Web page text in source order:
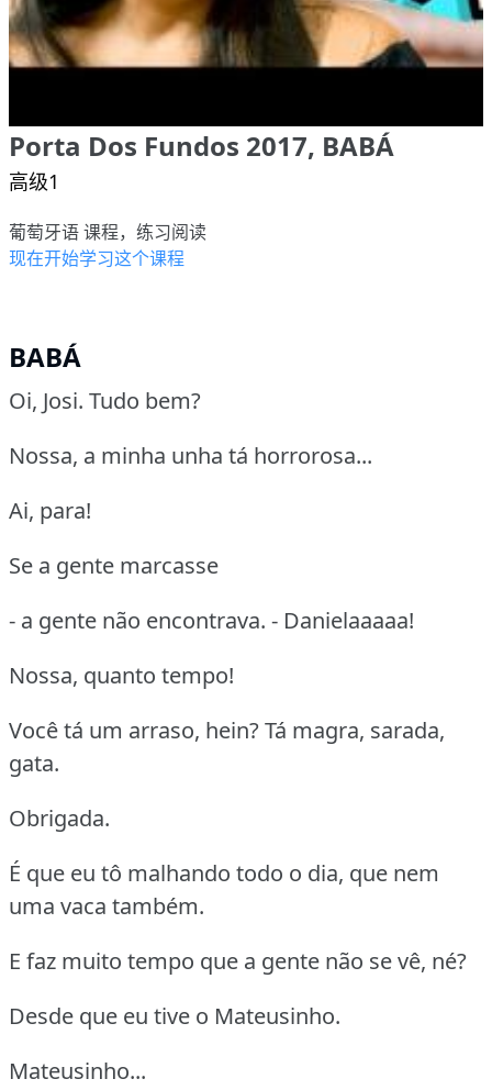
Porta Dos Fundos 2017, BABÁ
高级1
葡萄牙语 课程，练习阅读
现在开始学习这个课程
BABÁ
Oi, Josi. Tudo bem?
Nossa, a minha unha tá horrorosa...
Ai, para!
Se a gente marcasse
- a gente não encontrava. - Danielaaaaa!
Nossa, quanto tempo!
Você tá um arraso, hein? Tá magra, sarada,
gata.
Obrigada.
É que eu tô malhando todo o dia, que nem
uma vaca também.
E faz muito tempo que a gente não se vê, né?
Desde que eu tive o Mateusinho.
Mateusinho...